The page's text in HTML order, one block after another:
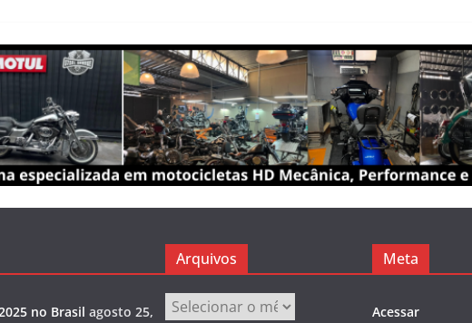
no Brasil agosto 25,
Arquivos
Arquivos
Meta
Acessar